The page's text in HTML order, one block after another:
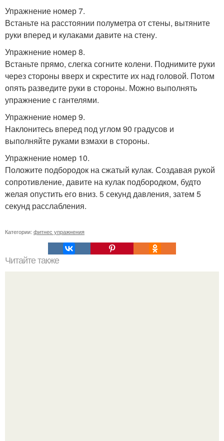
Упражнение номер 7.
Встаньте на расстоянии полуметра от стены, вытяните
руки вперед и кулаками давите на стену.
Упражнение номер 8.
Встаньте прямо, слегка согните колени. Поднимите руки
через стороны вверх и скрестите их над головой. Потом
опять разведите руки в стороны. Можно выполнять
упражнение с гантелями.
Упражнение номер 9.
Наклонитесь вперед под углом 90 градусов и
выполняйте руками взмахи в стороны.
Упражнение номер 10.
Положите подбородок на сжатый кулак. Создавая рукой
сопротивление, давите на кулак подбородком, будто
желая опустить его вниз. 5 секунд давления, затем 5
секунд расслабления.
Категории: фитнес упражнения
Читайте также